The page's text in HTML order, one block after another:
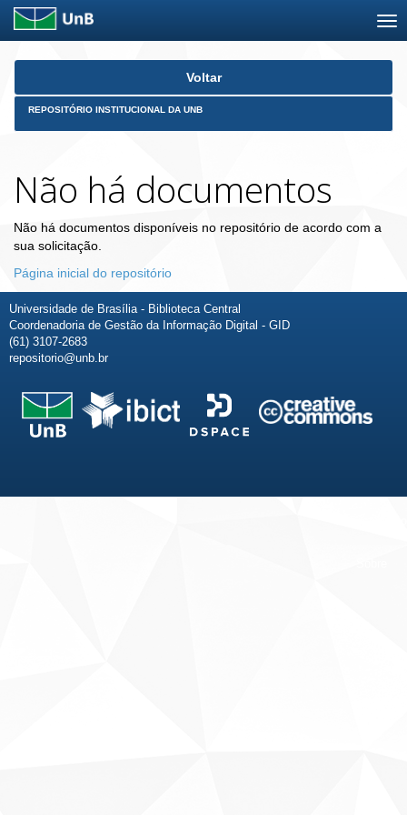
Skip
Voltar
REPOSITÓRIO INSTITUCIONAL DA UNB
Não há documentos
Não há documentos disponíveis no repositório de acordo com a
sua solicitação.
Página inicial do repositório
Universidade de Brasília - Biblioteca Central
Coordenadoria de Gestão da Informação Digital - GID
(61) 3107-2683
repositorio@unb.br